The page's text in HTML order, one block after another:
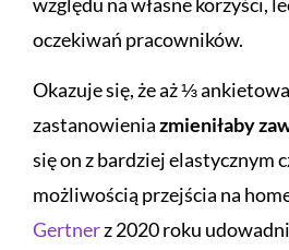
oczekiwań pracowników.
Okazuje się, że aż ⅓
zastanowieniazmieniłaby
się on z bardziej elastycznym
możliwością przejścia na
Gertnerz 2020 roku